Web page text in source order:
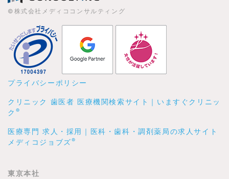
©株式会社メディココンサルティング
プライバシーポリシー
クリニック 歯医者 医療機関検索サイト｜いますぐクリニッ
ク ®
医療専門 求人・採用｜医科・歯科・調剤薬局の求人サイト
メディコジョブズ®
東京本社